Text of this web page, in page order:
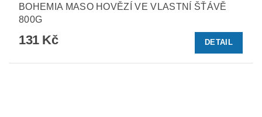
BOHEMIA MASO HOVĚZÍ VE VLASTNÍ ŠŤÁVĚ
800G
131 Kč DETAIL